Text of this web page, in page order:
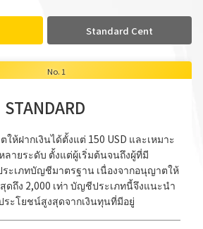
Standard Cent
No. 1
STANDARD
ฝากเงินได้ตั้งแต่ 150 USD และเหมาะ
ายระดับ ตั้งแต่ผู้เริ่มต้นจนถึงผู้ที่มี
ะเภทบัญชีมาตรฐาน เนื่องจากอนุญาตให้
สุดถึง 2,000 เท่า บัญชีประเภทนี้จึงแนะนำ
ระโยชน์สูงสุดจากเงินทุนที่มีอยู่